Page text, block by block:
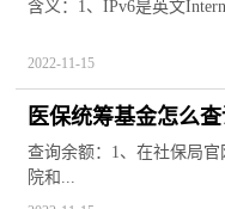
含义：1、IPv6是英文
2022-11-15
医保统筹基金怎么
付标准
查询余额：1、在社保局
院和...